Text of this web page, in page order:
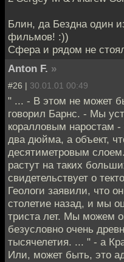
Блин, да Бездна один
фильмов! :))
Сфера и рядом не
Anton F. »
#26 | 30.01.01 00:49
" ... - В этом не может
говорил Барнс. - Мы
коралловым наростам -
два дюйма, а объект,
десятиметровым
растут на таких
свидетельствует о
Геологи заявили, что
столетие назад, и мы
триста лет. Мы можем
безусловно очень
тысячелетия. ... " - а
Или, может быть, это